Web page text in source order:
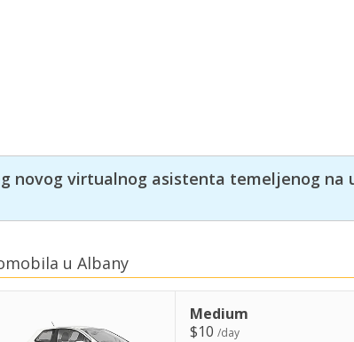
novog virtualnog asistenta temeljenog
u Albany
Medium
$10/day